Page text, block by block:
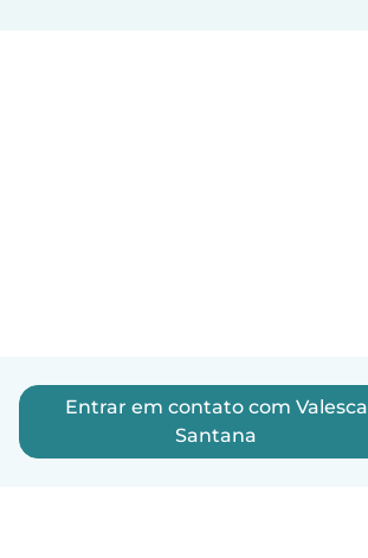
Entrar em contato com Valesca
Santana